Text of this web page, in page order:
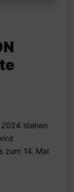
stehen
zum 14. Mal